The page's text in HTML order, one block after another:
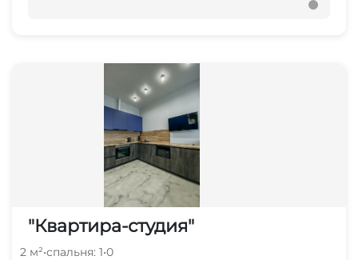
"Квартира-студия"
2 м²•спальня: 1•0